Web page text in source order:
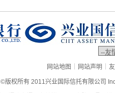
网站地图 | 网站声明 |
©版权所有 2011兴业国际信托有限公司